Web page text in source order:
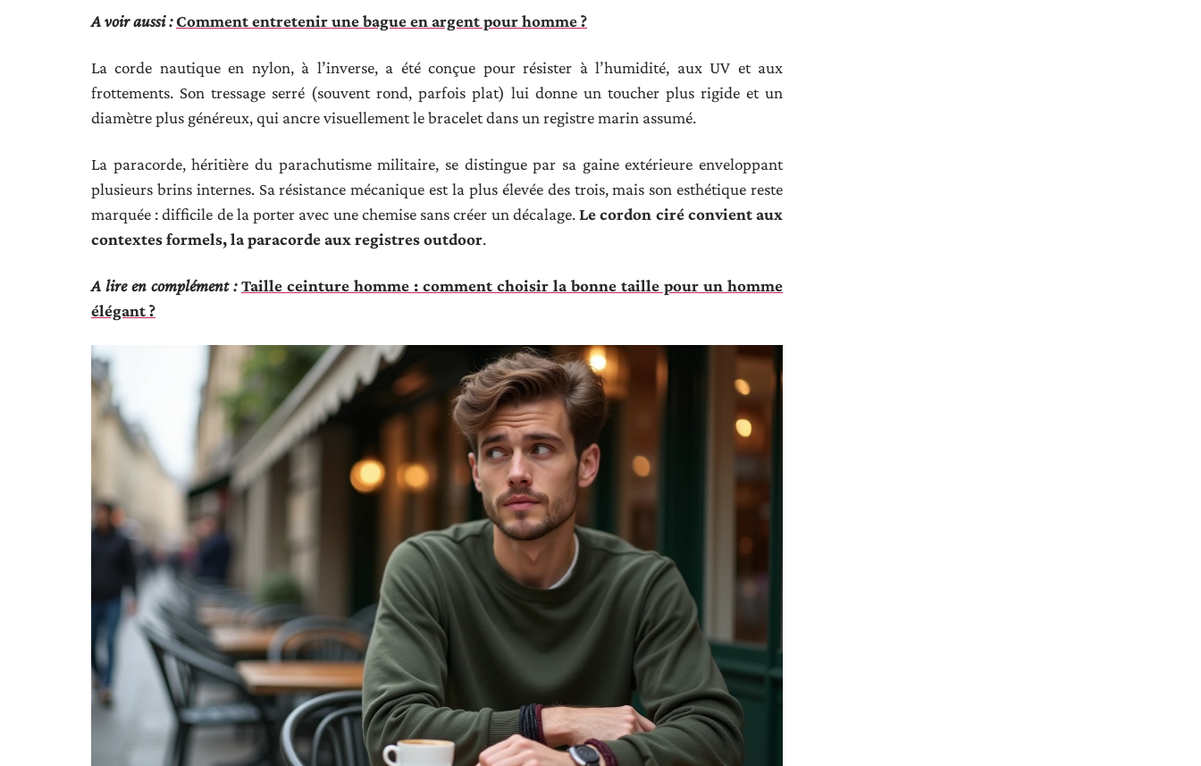
A voir aussi :Comment entretenir une bague en argent pour homme ?
La corde nautique en nylon, à l’inverse, a été conçue pour résister à l’humidité, aux UV et aux
frottements. Son tressage serré (souvent rond, parfois plat) lui donne un toucher plus rigide et un
diamètre plus généreux, qui ancre visuellement le bracelet dans un registre marin assumé.
La paracorde, héritière du parachutisme militaire, se distingue par sa gaine extérieure enveloppant
plusieurs brins internes. Sa résistance mécanique est la plus élevée des trois, mais son esthétique reste
marquée : difficile de la porter avec une chemise sans créer un décalage.Le cordon ciré convient aux
contextes formels, la paracorde aux registres outdoor.
A lire en complément : Taille ceinture homme : comment choisir la bonne taille pour un homme
élégant ?